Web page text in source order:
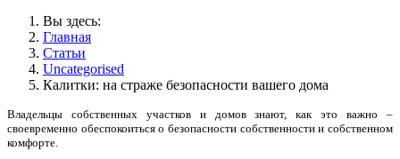
Вы здесь:
Главная
Статьи
Uncategorised
Калитки: на страже безопасности вашего дома
Владельцы собственных участков и домов знают, как это важно –
своевременно обеспокоиться о безопасности собственности и собственном
комфорте.